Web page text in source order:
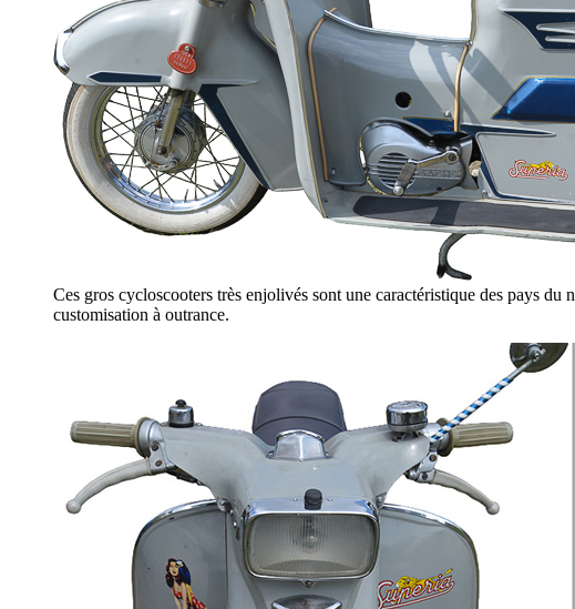
Ces gros cycloscooters très enjolivés sont une caractéristique des pays
customisation à outrance.